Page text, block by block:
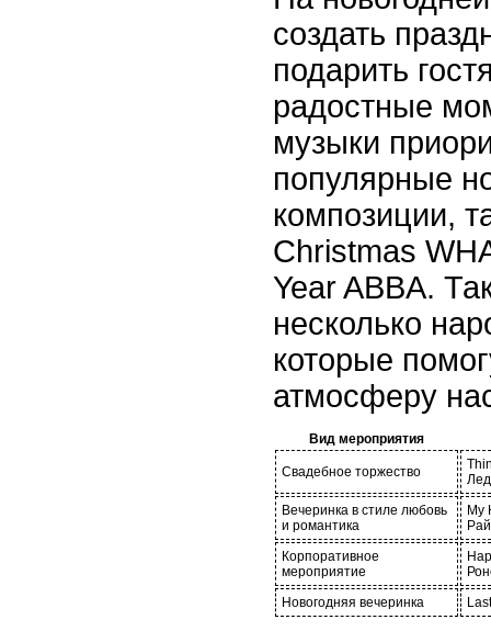
создать
подарить
радостные
музыки
популярные
композиции,
Christmas
Year ABBA.
несколько
которые
атмосферу
Вид мероприятия
Свадебное торжество
Вечеринка в стиле любовь
и романтика
My
Корпоративное
мероприятие
Новогодняя вечеринка